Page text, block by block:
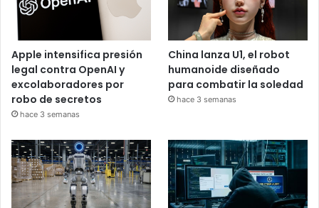
Apple intensifica presión
legal contra OpenAI y
excolaboradores por
robo de secretos
hace 3 semanas
China lanza U1, el robot
humanoide diseñado
para combatir la soledad
hace 3 semanas